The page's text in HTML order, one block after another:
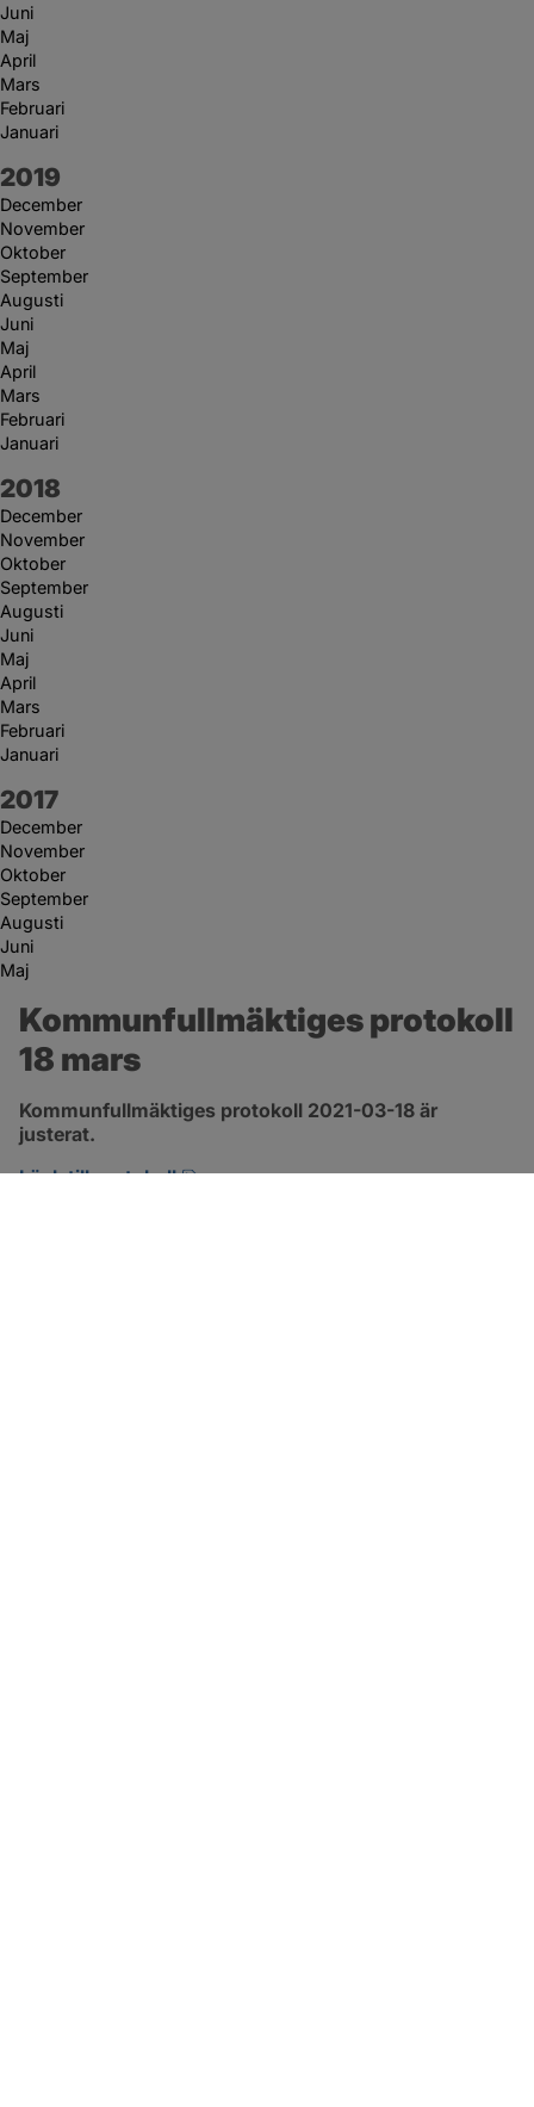
Juni
Maj
April
Mars
Februari
Januari
År:
2019
December
November
Oktober
September
Augusti
Juni
Maj
April
Mars
Februari
Januari
År:
2018
December
November
Oktober
September
Augusti
Juni
Maj
April
Mars
Februari
Januari
År:
2017
December
November
Oktober
September
Augusti
Juni
Maj
Kommunfullmäktiges protokoll
18 mars
Kommunfullmäktiges protokoll 2021-03-18 är
justerat.
Länk till protokoll
pdf, 315.2 kB, öppnas i nytt fönster.